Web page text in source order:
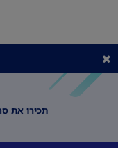
תכירו את